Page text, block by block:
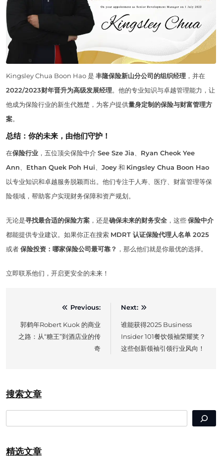
Kingsley Chua Boon Hao 是 丰隆保险新山分公司的组织经理 ，并在
2022/2023财年晋升为高级发展经理。他的专业知识与卓越管理能力，让
他成为保险行业的新生代翘楚，为客户提供量身定制的保险与财富管理方
案。
总结：你的未来，由他们守护！
在保险行业 ，五位顶尖保险中介 See Sze Jia
Ryan Cheok Yee
Ann
Ethan Quek Poh Hui Joey和 Kingsley Chua Boon Hao
以专业知识和卓越服务脱颖而出。他们专注于人寿、医疗、财富管理等保
险领域，帮助客户实现财务保障和资产规划。
无论是寻找最合适的保险方案 ，还是确保未来的财务安全 ，这些保险中介
都能提供专业建议。如果你正在搜索 MDRT 认证保险代理人名单 2025
或者保险投资：哪家保险公司最可靠？ ，那么他们就是你最优的选择。
立即联系他们，开启更安全的未来！
Previous:
郭鹤年Robert Kuok 的商业
之路：从“糖王”到酒店业的传
奇
Next:
谁能获得2025 Business
Insider 101餐饮领袖荣耀奖？
这些创新领袖引领行业风向！
搜索文章
精选文章